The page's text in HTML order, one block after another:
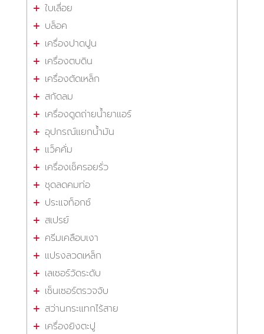
ใบเลื่อย
บล็อค
เครื่องปาดปูน
เครื่องตบดิน
เครื่องตัดเหล็ก
สกัดลม
เครื่องดูดถ่ายน้ำยาแอร์
อุปกรณ์แยกน้ำมัน
แว็คคั่ม
เครื่องเช็ครอยรั่ว
ชุดลดคมท่อ
ประแจท็อกซ์
สเปรย์
ครีมเคลือบเงา
แปรงลวดเหล็ก
เลเซอร์วัดระดับ
เซ็นเซอร์ตรวจจับ
สว่านกระแทกไร้สาย
เครื่องยิงตะปู